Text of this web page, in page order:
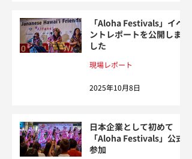
「Aloha Festivals」イベ
ントレポートを公開しま
した
現場レポート
2025年10月8日
日本企業として初めて
「Aloha Festivals」公式
参加